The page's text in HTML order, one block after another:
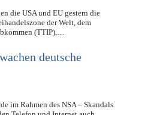
die USA und EU gestern die
der Welt, dem
deutsche